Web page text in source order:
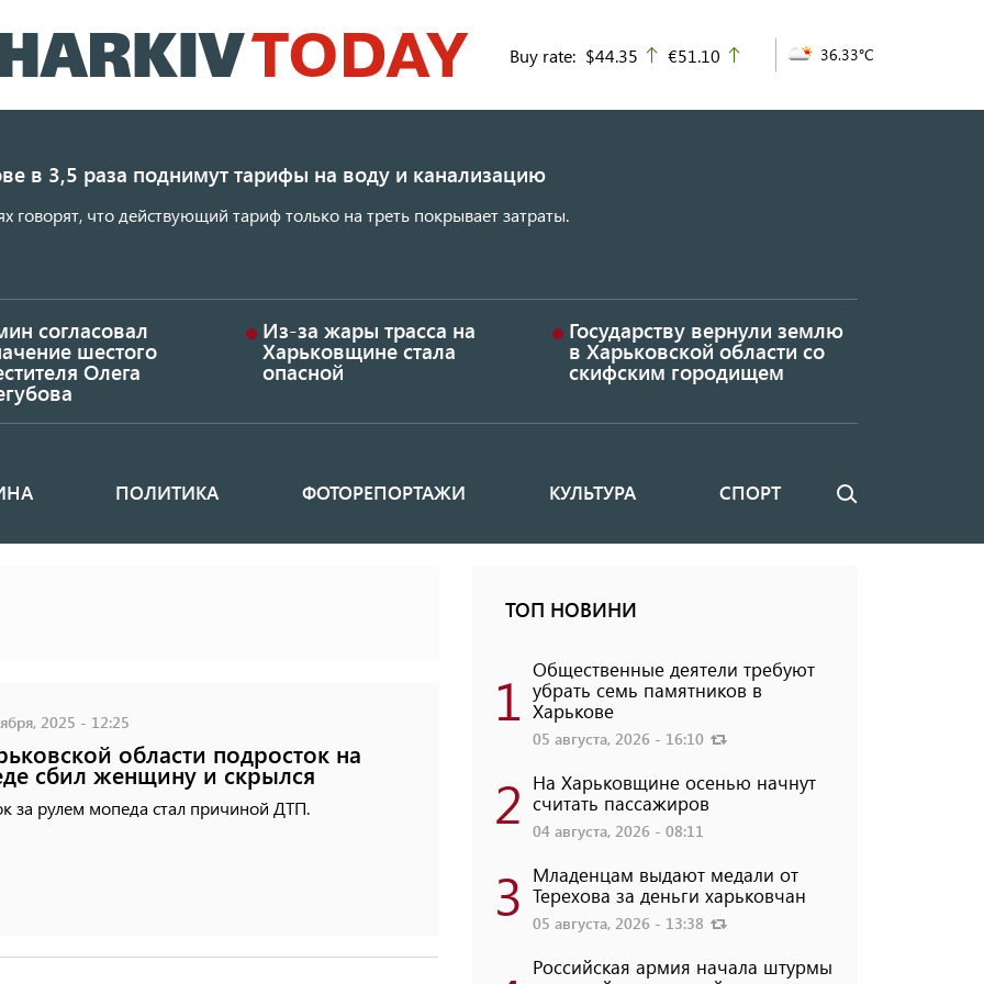
к
основному
Buy rate: $44.35 up
€51.10 36.33°C
в 3,5 раза поднимут тарифы на воду и канализацию
говорят, что действующий тариф только на треть покрывает затраты.
согласовал
шестого
Олега
Из-за жары трасса на
Харьковщине стала
опасной
Государству вернули землю
в Харьковской области со
скифским городищем
ПОЛИТИКА ФОТОРЕПОРТАЖИ КУЛЬТУРА СПОРТ Поиск
2025 - 12:25
области подросток на
сбил женщину и скрылся
за рулем мопеда стал причиной ДТП.
ТОП НОВИНИ
1 Общественные деятели требуют
убрать семь памятников в
Харькове
05 августа, 2026 - 16:10
2 На Харьковщине осенью начнут
считать пассажиров
04 августа, 2026 - 08:11
3 Младенцам выдают медали от
Терехова за деньги харьковчан
05 августа, 2026 - 13:38
Российская армия начала штурмы